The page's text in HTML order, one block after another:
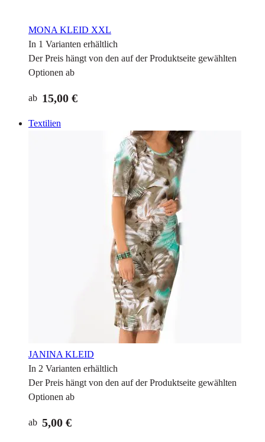
MONA KLEID XXL
In 1 Varianten erhältlich
Der Preis hängt von den auf der Produktseite gewählten
Optionen ab
ab 15,00 €
Textilien
JANINA KLEID
In 2 Varianten erhältlich
Der Preis hängt von den auf der Produktseite gewählten
Optionen ab
ab 5,00 €